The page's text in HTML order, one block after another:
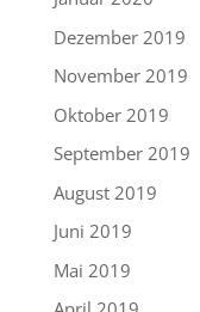
Dezember 2019
November 2019
Oktober 2019
September 2019
August 2019
Juni 2019
Mai 2019